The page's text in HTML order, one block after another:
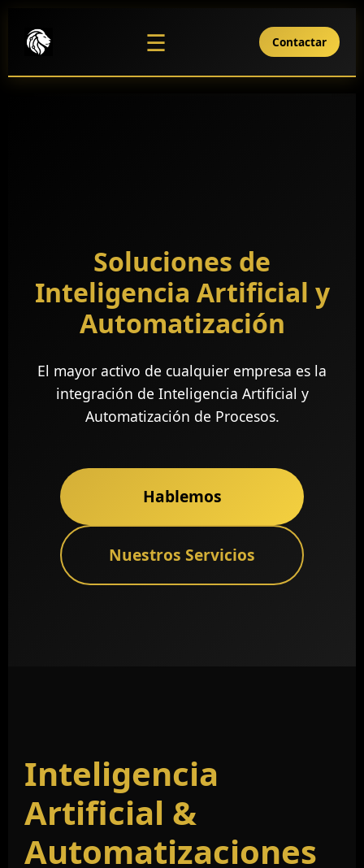
☰ Contactar
Soluciones de
Inteligencia Artificial y
Automatización
El mayor activo de cualquier empresa es la
integración de Inteligencia Artificial y
Automatización de Procesos.
Hablemos
Nuestros Servicios
Inteligencia
Artificial &
Automatizaciones